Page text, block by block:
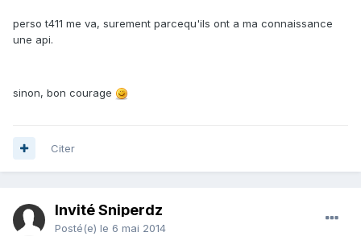
perso t411 me va, surement parcequ'ils ont a ma connaissance
une api.
sinon, bon courage
Citer
Invité Sniperdz
Posté(e) le 6 mai 2014